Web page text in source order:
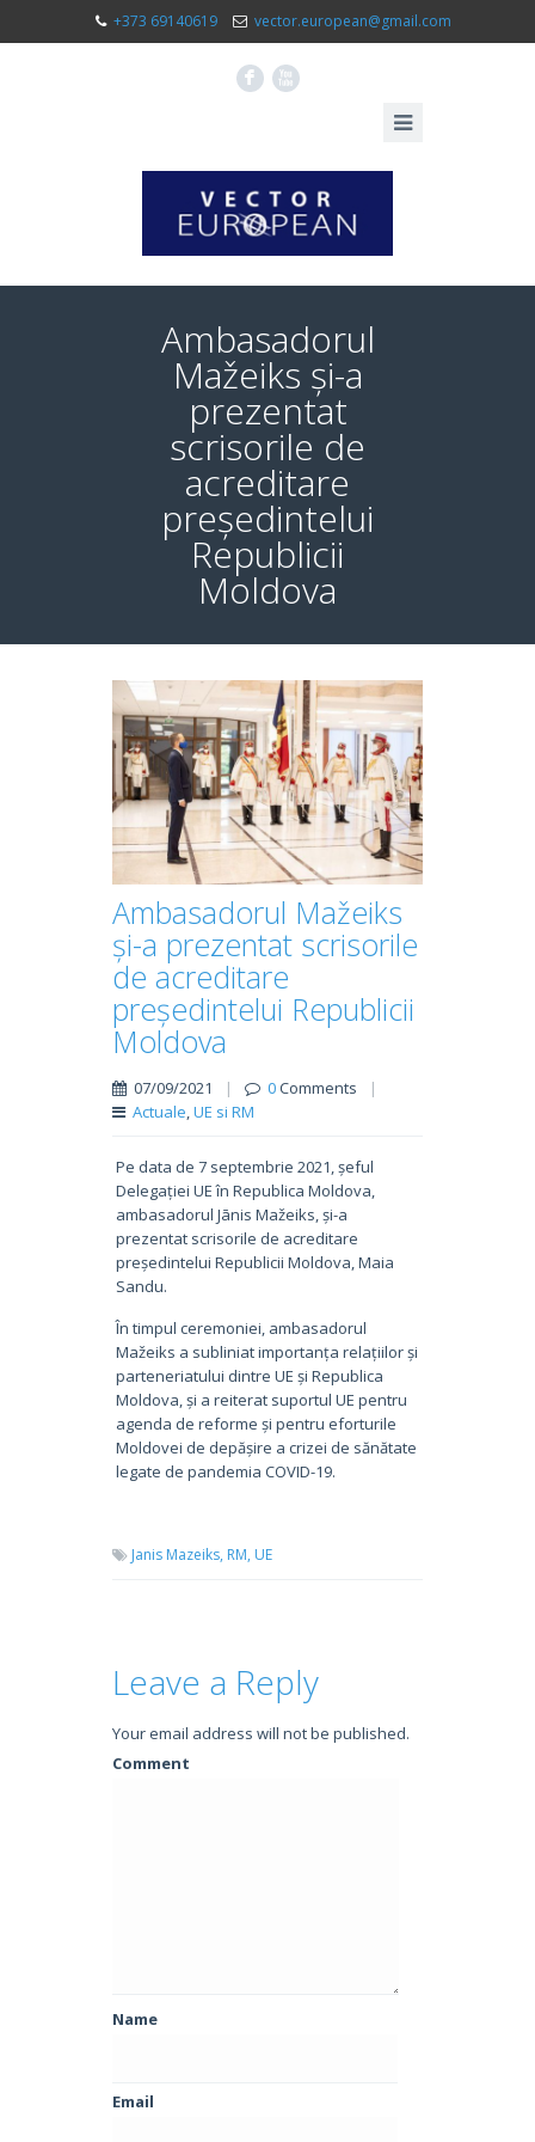
+373 69140619 vector.european@gmail.com
F X
Ambasadorul
Mažeiks și-a
prezentat
scrisorile de
acreditare
președintelui
Republicii
Moldova
Ambasadorul Mažeiks
și-a prezentat scrisorile
de acreditare
președintelui Republicii
Moldova
07/09/2021 | 0Comments
|
Actuale,UE si RM
Pe data de 7 septembrie 2021, șeful
Delegației UE în Republica Moldova,
ambasadorul Jānis Mažeiks, și-a
prezentat scrisorile de acreditare
președintelui Republicii Moldova, Maia
Sandu.
În timpul ceremoniei, ambasadorul
Mažeiks a subliniat importanța relațiilor și
parteneriatului dintre UE și Republica
Moldova, și a reiterat suportul UE pentru
agenda de reforme și pentru eforturile
Moldovei de depășire a crizei de sănătate
legate de pandemia COVID-19.
Janis Mazeiks, RM, UE
Leave a Reply
Your email address will not be published.
Comment
Name
Email